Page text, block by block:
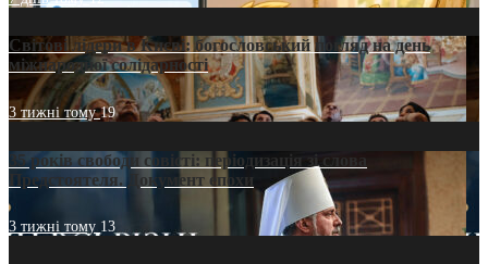
Світові лідери в Києві: богословський погляд на день
міжнародної солідарності
3 тижні тому19
35 років свободи совісті: періодизація зі слова
Предстоятеля. Документ епохи
3 тижні тому 13